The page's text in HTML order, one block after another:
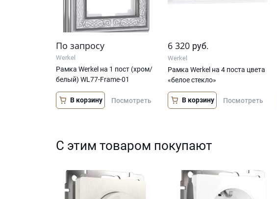
По запросу
Werkel
Рамка Werkel на 1 пост (хром/
белый) WL77-Frame-01
В корзину Посмотреть
6 320 руб.
Werkel
Рамка Werkel на 4 поста цвета
«белое стекло»
В корзину Посмотреть
С этим товаром покупают